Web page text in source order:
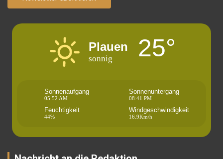
Plauen
sonnig 25°
Sonnenaufgang
05:52 AM
Sonnenuntergang
08:41 PM
Feuchtigkeit
44%
Windgeschwindigkeit
16.9Km/h